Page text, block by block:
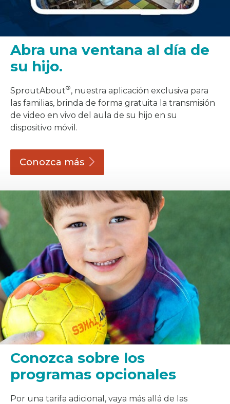
Abra una ventana al día de
su hijo.
SproutAbout®, nuestra aplicación exclusiva para
las familias, brinda de forma gratuita la transmisión
de video en vivo del aula de su hijo en su
dispositivo móvil.
Conozca más
Conozca sobre los
programas opcionales
Por una tarifa adicional, vaya más allá de las